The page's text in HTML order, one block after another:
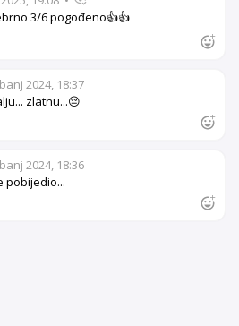
3/6 pogođeno👍👍
2024, 18:37
zlatnu...😔
2024, 18:36
pobijedio...